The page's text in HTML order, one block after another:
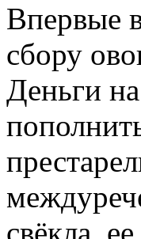
Впервые
сбору
Деньги
свёкла,